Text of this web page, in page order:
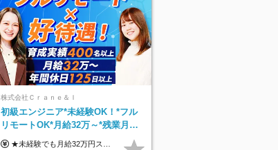
株式会社Ｃｒａｎｅ＆Ｉ
初級エンジニア*未経験OK！*フル
リモートOK*月給32万～*残業月
9.8h*1ヶ月の研修*資格取得率
★未経験でも月給32万円スタート★ 月収32万円～35万円＋各種手当（資格手当だけで毎月15万の上乗せ実績あり！） ★資格手当豊富！1資格につき最大3万円支給 ★功績手当の導入で、毎月のお給与に上乗せで最大10万円支給している社員も！ ★1回の昇級で年収数十万UPも可 ★ゆくゆくは年収1000万以上も目指せる 年俸384万円～1,162万8,000円（12分割） ※経験・スキルを考慮の上決定します ※上記金額には固定残業代（月30h分・60,800円～66,500円）を含みます ※超過分は別途全額支給します ※試用期間2ヶ月間あり（その他待遇に差異はありません）